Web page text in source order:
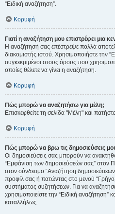
“Ειδική αναζήτηση”.
Κορυφή
Γιατί η αναζήτηση μου επιστρέφει μια
Η αναζήτησή σας επέστρεψε πολλά
διακομιστής ιστού. Χρησιμοποιήστε την
συγκεκριμένοι στους όρους που
οποίες θέλετε να γίνει η αναζήτηση.
Κορυφή
Πώς μπορώ να αναζητήσω για μέλη;
Επισκεφθείτε τη σελίδα "Μέλη" και
Κορυφή
Πώς μπορώ να βρω τις δημοσιεύσεις
Οι δημοσιεύσεις σας μπορούν να
“Εμφάνιση των δημοσιεύσεών σας” στον
στον σύνδεσμο “Αναζήτηση
προφίλ σας ή πατώντας στο μενού
συστήματος συζητήσεων. Για να
χρησιμοποιείστε την “Ειδική αναζήτηση”
καταλλήλως.